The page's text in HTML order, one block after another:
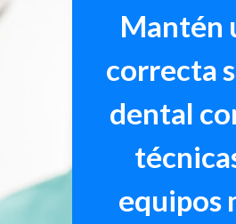
Mantén
correcta
dental
equipos